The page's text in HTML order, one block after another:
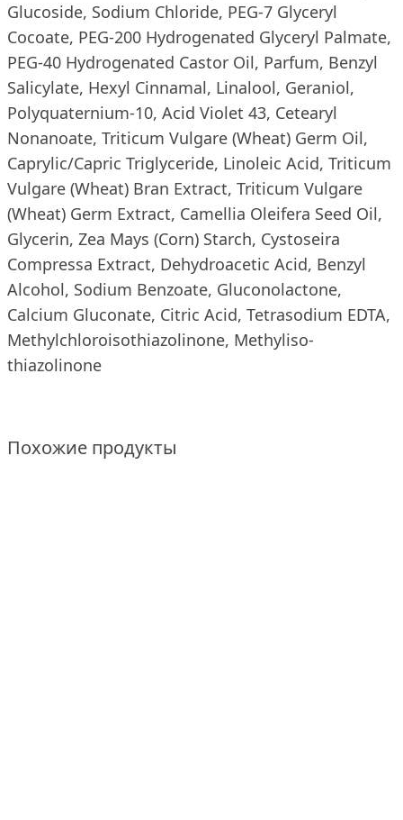
Glucoside, Sodium Chloride, PEG-7 Glyceryl
Cocoate, PEG-200 Hydrogenated Glyceryl Palmate,
PEG-40 Hydrogenated Castor Oil, Parfum, Benzyl
Salicylate, Hexyl Cinnamal, Linalool, Geraniol,
Polyquaternium-10, Acid Violet 43, Cetearyl
Nonanoate, Triticum Vulgare (Wheat) Germ Oil,
Caprylic/Capric Triglyceride, Linoleic Acid, Triticum
Vulgare (Wheat) Bran Extract, Triticum Vulgare
(Wheat) Germ Extract, Camellia Oleifera Seed Oil,
Glycerin, Zea Mays (Corn) Starch, Cystoseira
Compressa Extract, Dehydroacetic Acid, Benzyl
Alcohol, Sodium Benzoate, Gluconolactone,
Calcium Gluconate, Citric Acid, Tetrasodium EDTA,
Methylchloroisothiazolinone, Methyliso-
thiazolinone
Похожие продукты